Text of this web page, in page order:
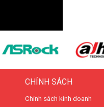
CHÍNH SÁCH
Chính sách kinh doanh